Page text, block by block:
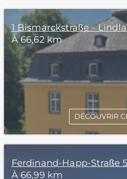
1 Bismarckstraße -
À 66,62 km
DÉCOUVRIR
Ferdinand-Happ-Straße
À 66,99 km